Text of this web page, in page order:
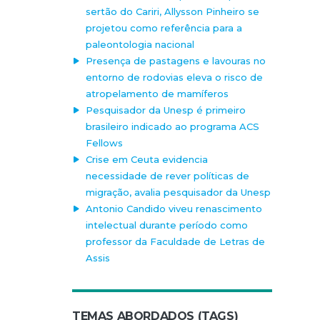
sertão do Cariri, Allysson Pinheiro se
projetou como referência para a
paleontologia nacional
Presença de pastagens e lavouras no
entorno de rodovias eleva o risco de
atropelamento de mamíferos
Pesquisador da Unesp é primeiro
brasileiro indicado ao programa ACS
Fellows
Crise em Ceuta evidencia
necessidade de rever políticas de
migração, avalia pesquisador da Unesp
Antonio Candido viveu renascimento
intelectual durante período como
professor da Faculdade de Letras de
Assis
TEMAS ABORDADOS (TAGS)